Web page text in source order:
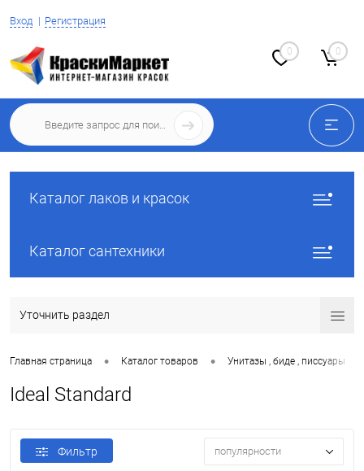
Вход Регистрация
0 0
Каталог лаков и красок
Каталог сантехники
Уточнить раздел
Главная страница • Каталог товаров • Унитазы , биде , писсуары
Ideal Standard
Фильтр популярности